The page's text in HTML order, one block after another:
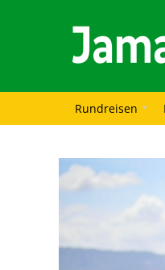
Rundreisen